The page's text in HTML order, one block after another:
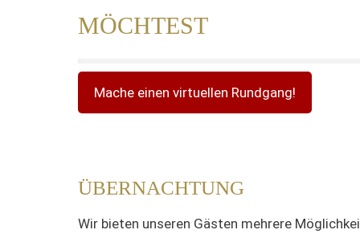
MÖCHTEST
Mache einen virtuellen Rundgang!
ÜBERNACHTUNG
Wir bieten unseren Gästen mehrere